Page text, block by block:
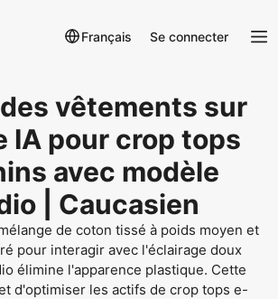
Français Se connecter
vêtements sur
IA pour crop tops
avec modèle
| Caucasien
de coton tissé à poids moyen et
pour interagir avec l'éclairage doux
élimine l'apparence plastique. Cette
d'optimiser les actifs de crop tops e-